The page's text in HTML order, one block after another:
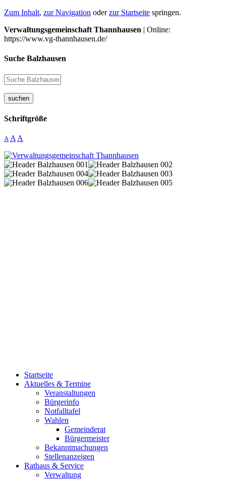
Zum Inhalt, zur Navigation oderzur Startseite springen.
Verwaltungsgemeinschaft Thannhausen | Online:
https://www.vg-thannhausen.de/
Suche Balzhausen
suchen
Schriftgröße
A A A
Startseite
Aktuelles & Termine
Veranstaltungen
Bürgerinfo
Notfalltafel
Wahlen
Gemeinderat
Bürgermeister
Bekanntmachungen
Stellenanzeigen
Rathaus & Service
Verwaltung